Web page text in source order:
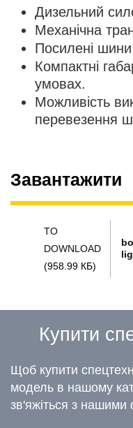
Дизельний
Механічна
Посилені
Компактні
умовах.
Можливість
перевезення
Завантажити
TO
DOWNLOAD
(958.99 КБ)
Купити
Щоб купити
модель в нашому
зв'яжіться з